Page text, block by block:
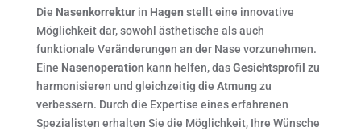
Die Nasenkorrekturin Hagen stellt eine innovative
Möglichkeit dar, sowohl ästhetische als auch
funktionale Veränderungen an der Nase vorzunehmen.
Eine Nasenoperation kann helfen, dasGesichtsprofil zu
harmonisieren und gleichzeitig die Atmungzu
verbessern. Durch die Expertise eines erfahrenen
Spezialisten erhalten Sie die Möglichkeit, Ihre Wünsche